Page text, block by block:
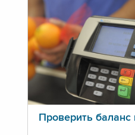
Проверить баланс